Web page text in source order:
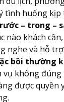
tình huống kịp
– trong –
nào khách
nghe và hỗ trợ.
bồi thường
vụ không
được quyền